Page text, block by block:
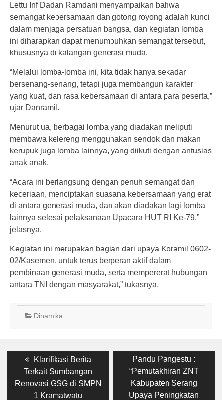
Lettu Inf Dadan Ramdani menyampaikan bahwa
semangat kebersamaan dan gotong royong adalah kunci
dalam menjaga persatuan bangsa, dan kegiatan lomba
ini diharapkan dapat menumbuhkan semangat tersebut,
khususnya di kalangan generasi muda.
“Melalui lomba-lomba ini, kita tidak hanya sekadar
bersenang-senang, tetapi juga membangun karakter
yang kuat, dan rasa kebersamaan di antara para peserta,”
ujar Danramil.
Menurut ua, berbagai lomba yang diadakan meliputi
membawa kelereng menggunakan sendok dan makan
kerupuk juga lomba lainnya, yang diikuti dengan antusias
anak anak.
“Acara ini berlangsung dengan penuh semangat dan
keceriaan, menciptakan suasana kebersamaan yang erat
di antara generasi muda, dan akan diadakan lagi lomba
lainnya selesai pelaksanaan Upacara HUT RI Ke-79,”
jelasnya.
Kegiatan ini merupakan bagian dari upaya Koramil 0602-
02/Kasemen, untuk terus berperan aktif dalam
pembinaan generasi muda, serta mempererat hubungan
antara TNI dengan masyarakat,” tukasnya.
Dinamika
Post
navigation
Previous
post:
Klarifikasi Berita
Terkait Sumbangan
Renovasi GSG di SMPN
1 Kramatwatu
Next
post:
Pandu Pangestu :
“Pemutakhiran ZNT
Kabupaten Serang
Upaya Peningkatan